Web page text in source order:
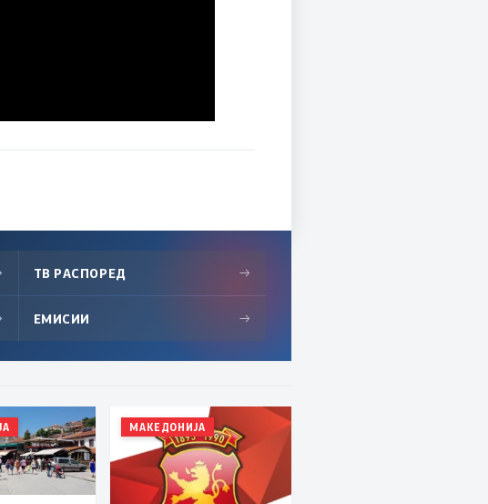
ТВ РАСПОРЕД →
ЕМИСИИ →
МАКЕДОНИЈА